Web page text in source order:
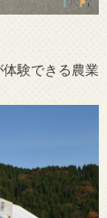
験できる農業